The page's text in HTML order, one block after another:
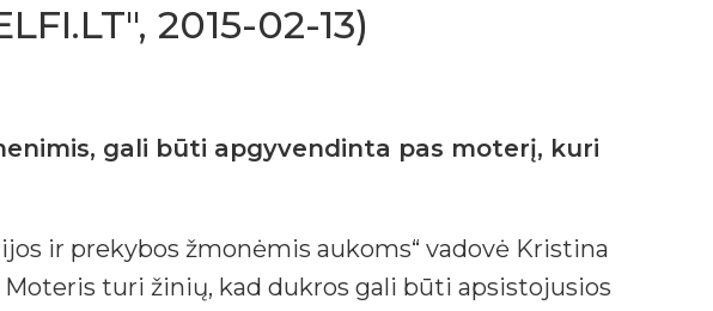
2015-02-13)
gali būti apgyvendinta pas moterį, kuri
ir prekybos žmonėmis aukoms“ vadovė Kristina
turi žinių, kad dukros gali būti apsistojusios